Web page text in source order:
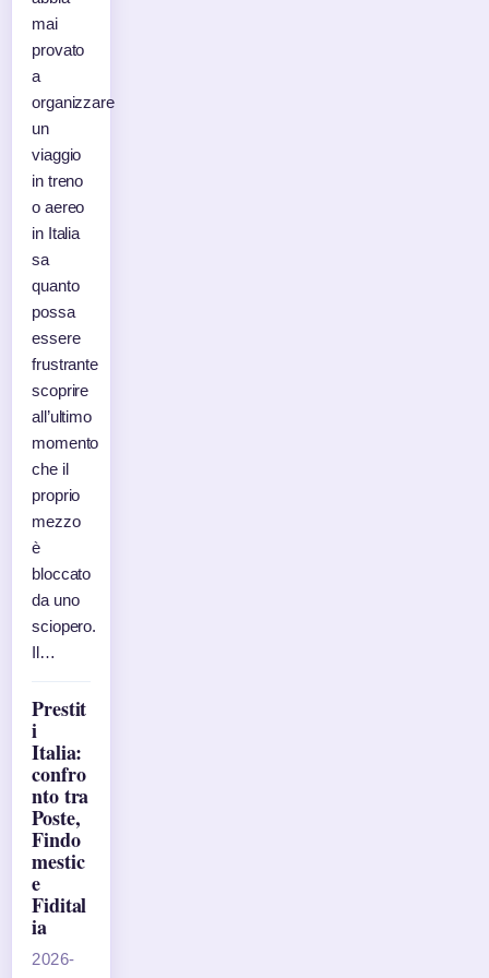
mai
provato
a
organizzare
un
viaggio
in treno
o aereo
in Italia
sa
quanto
possa
essere
frustrante
scoprire
all’ultimo
momento
che il
proprio
mezzo
è
bloccato
da uno
sciopero.
Il…
Prestit
i
Italia:
confro
nto tra
Poste,
Findo
mestic
e
Fidital
ia
2026-